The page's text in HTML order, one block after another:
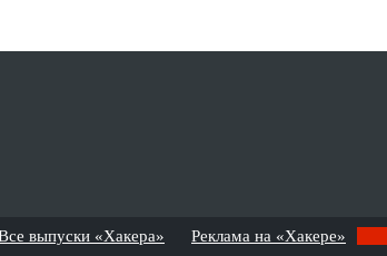
выпуски «Хакера» Реклама на «Хакере»